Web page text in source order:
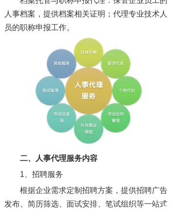
人事档案，提供档案相关证明；代理专业技术人
员的职称申报工作。
二、人事代理服务内容
1、招聘服务
根据企业需求定制招聘方案，提供招聘广告
发布、简历筛选、面试安排、笔试组织等一站式